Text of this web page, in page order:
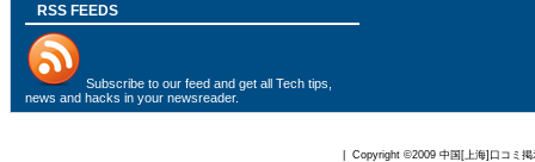
RSS FEEDS
Subscribe to our feed and get all Tech tips,
news and hacks in your newsreader.
| Copyright ©2009 中国[上海]口コミ掲